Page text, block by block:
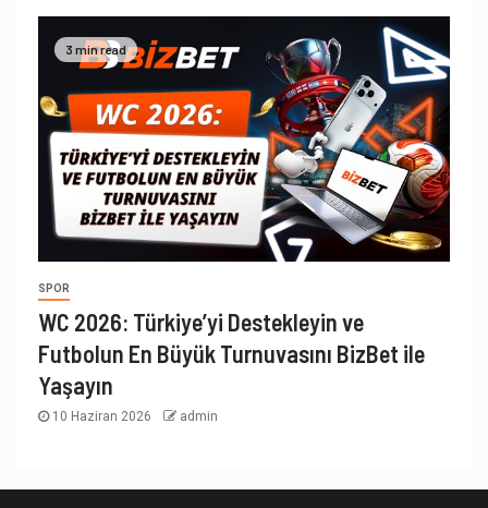
3 min read
SPOR
WC 2026: Türkiye’yi Destekleyin ve
Futbolun En Büyük Turnuvasını BizBet ile
Yaşayın
10 Haziran 2026 admin